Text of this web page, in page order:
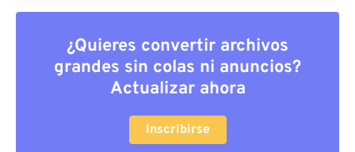
¿Quieres convertir archivos
grandes sin colas ni anuncios?
Actualizar ahora
Inscribirse